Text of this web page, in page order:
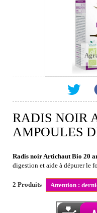
RADIS NOIR
AMPOULES
Radis noir Artichaut Bio 20
digestion et aide à dépurer le
2 Produits Attention :